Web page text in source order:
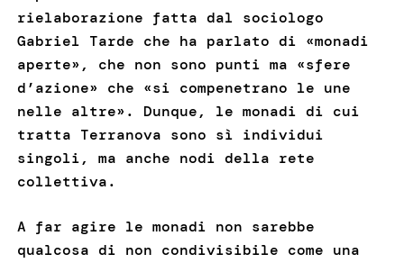
rielaborazione fatta dal sociologo
Gabriel Tarde che ha parlato di «monadi
aperte», che non sono punti ma «sfere
d’azione» che «si compenetrano le une
nelle altre». Dunque, le monadi di cui
tratta Terranova sono sì individui
singoli, ma anche nodi della rete
collettiva.
A far agire le monadi non sarebbe
qualcosa di non condivisibile come una